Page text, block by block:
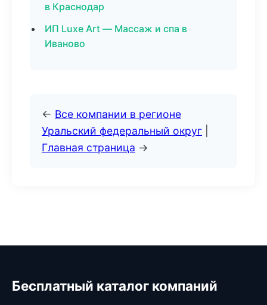
в Краснодар
ИП Luxe Art — Массаж и спа в
Иваново
← Все компании в регионе
Уральский федеральный округ
Главная страница →
Бесплатный каталог компаний